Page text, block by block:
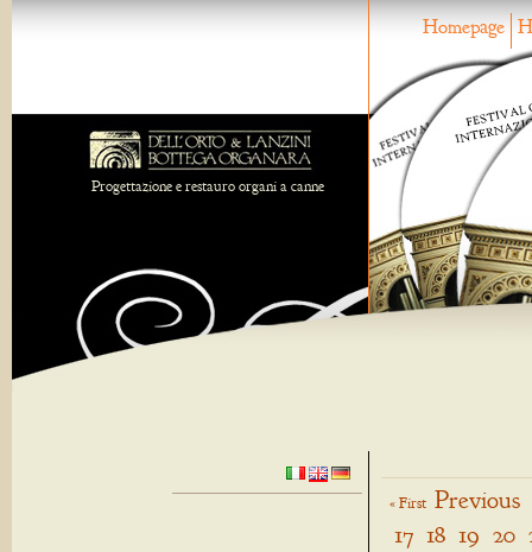
Homepage
Progettazione e restauro organi a canne
« First Previous
17 18 19 20